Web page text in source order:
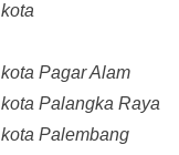
Pagar Alam
Palangka Raya
Palembang